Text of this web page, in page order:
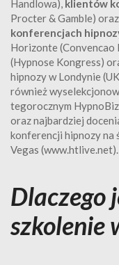
Handlowa), klientów
Procter & Gamble)
konferencjach
Horizonte (Convencao
(Hypnose Kongress)
hipnozy w Londynie
również
tegorocznym
oraz najbardziej
konferencji hipnozy na
Vegas (www.htlive.net).
Dlaczego
szkolenie